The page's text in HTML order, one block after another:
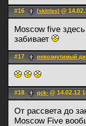
#16 [skittles] @
Moscow five
забивает
#17 невозмутимый
#18 qck- @ 14.02.12
От рассвета до
Moscow Five